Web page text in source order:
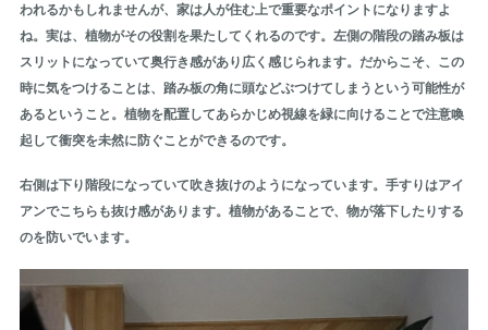
われるかもしれませんが、家は人が住む上で重要なポイントになりますよ
ね。実は、植物がその役割を果たしてくれるのです。左側の階段の踏み板は
スリットになっていて奥行き感があり広く感じられます。だからこそ、この
時に気をつけることは、踏み板の角に頭などぶつけてしまうという可能性が
あるということ。植物を配置してあらかじめ視線を緑に向けることで注意喚
起して衝突を未然に防ぐことができるのです。
右側は下り階段になっていて吹き抜けのようになっています。手すりはアイ
アンでこちらも抜け感があります。植物があることで、物が落下したりする
のを防いでいます。